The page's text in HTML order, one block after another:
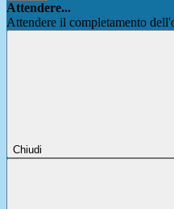
Attendere...
Attendere il completamento
Chiudi